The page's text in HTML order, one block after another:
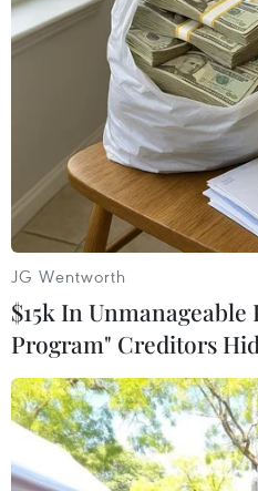
TIN LIÊN QUAN
HLV Park Hang-seo
đồng mới: Đâu là vấn
18/06/2019 23:25
JG Wentworth
$15k In
Program" Creditors